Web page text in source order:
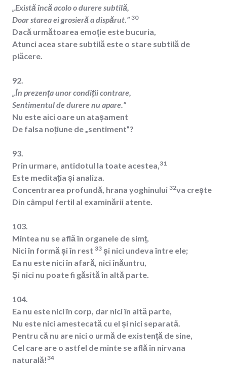
„Există încă acolo o durere subtilă,
Doar starea ei grosieră a dispărut.” 30
Dacă următoarea emoție este bucuria,
Atunci acea stare subtilă este o stare subtilă de
plăcere.
92.
„În prezența unor condiții contrare,
Sentimentul de durere nu apare.”
Nu este aici oare un atașament
De falsa noțiune de „sentiment”?
93.
Prin urmare, antidotul la toate acestea,31
Este meditația și analiza.
Concentrarea profundă, hrana yoghinului 32va crește
Din câmpul fertil al examinării atente.
103.
Mintea nu se află în organele de simț,
Nici în formă și în rest 33 și nici undeva între ele;
Ea nu este nici în afară, nici înăuntru,
Și nici nu poate fi găsită în altă parte.
104.
Ea nu este nici în corp, dar nici în altă parte,
Nu este nici amestecată cu el și nici separată.
Pentru că nu are nici o urmă de existență de sine,
Cel care are o astfel de minte se află în nirvana
naturală!34